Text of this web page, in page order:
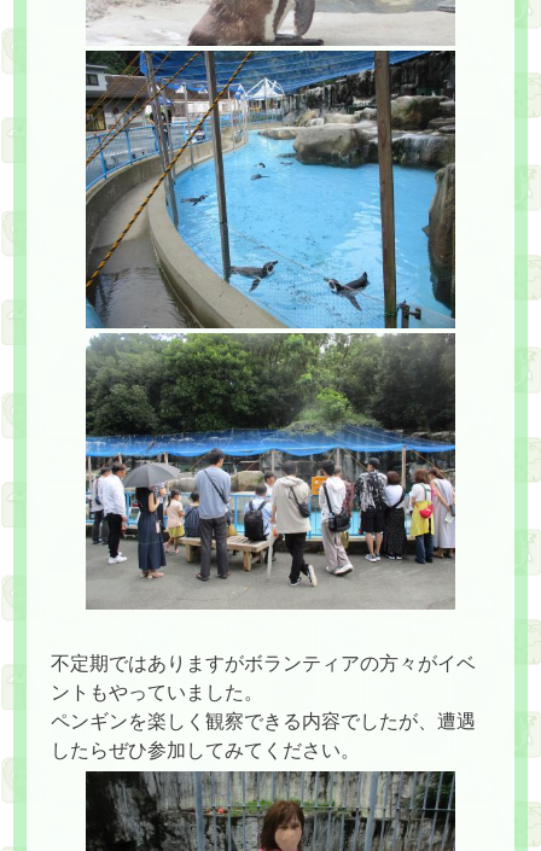
不定期ではありますがボランティアの方々がイベ
ントもやっていました。
ペンギンを楽しく観察できる内容でしたが、遭遇
したらぜひ参加してみてください。